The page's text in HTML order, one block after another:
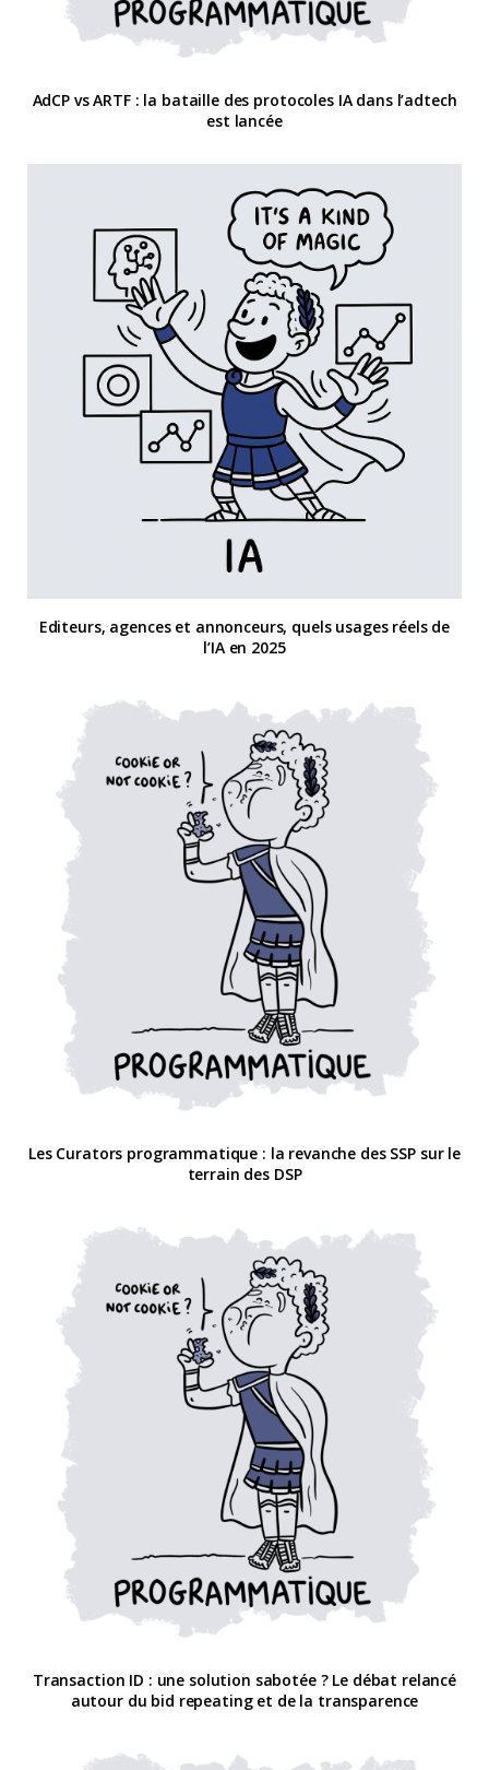
AdCP vs ARTF : la bataille des protocoles IA dans l’adtech
est lancée
Editeurs, agences et annonceurs, quels usages réels de
l’IA en 2025
Les Curators programmatique : la revanche des SSP sur le
terrain des DSP
Transaction ID : une solution sabotée ? Le débat relancé
autour du bid repeating et de la transparence